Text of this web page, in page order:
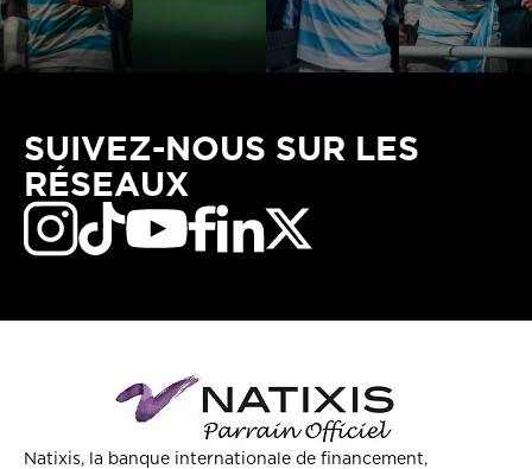
SUIVEZ-NOUS SUR LES
RÉSEAUX
Natixis, la banque internationale de financement,